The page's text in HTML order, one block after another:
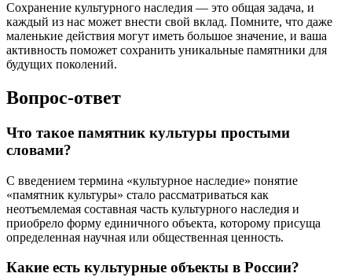
Сохранение культурного наследия — это общая задача, и
каждый из нас может внести свой вклад. Помните, что даже
маленькие действия могут иметь большое значение, и ваша
активность поможет сохранить уникальные памятники для
будущих поколений.
Вопрос-ответ
Что такое памятник культуры простыми
словами?
С введением термина «культурное наследие» понятие
«памятник культуры» стало рассматриваться как
неотъемлемая составная часть культурного наследия и
приобрело форму единичного объекта, которому присуща
определенная научная или общественная ценность.
Какие есть культурные объекты в России?